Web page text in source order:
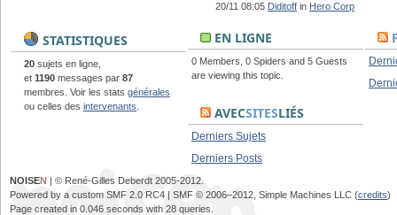
20/11 08:05 Diditoff in Hero Corp
STATISTIQUES
20 sujets en ligne,
et 1190 messages par 87
membres. Voir les stats générales
ou celles des intervenants
EN LIGNE
0 Members, 0 Spiders and 5 Guests
are viewing this topic.
AVECSITESLIÉS
Derniers Sujets
Derniers Posts
NOISEN | © René-Gilles Deberdt 2005-2012.
Powered by a custom SMF 2.0 RC4 | SMF © 2006–2012, Simple Machines LLC (credits)
Page created in 0.046 seconds with 28 queries.